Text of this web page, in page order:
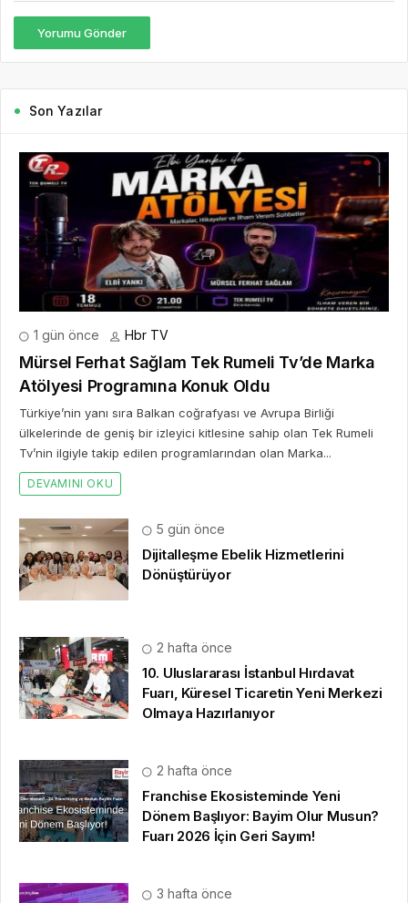
Yorumu Gönder
Son Yazılar
1 gün önce Hbr TV
Mürsel Ferhat Sağlam Tek Rumeli Tv’de Marka
Atölyesi Programına Konuk Oldu
Türkiye’nin yanı sıra Balkan coğrafyası ve Avrupa Birliği
ülkelerinde de geniş bir izleyici kitlesine sahip olan Tek Rumeli
Tv’nin ilgiyle takip edilen programlarından olan Marka...
DEVAMINI OKU
5 gün önce
Dijitalleşme Ebelik Hizmetlerini
Dönüştürüyor
2 hafta önce
10. Uluslararası İstanbul Hırdavat
Fuarı, Küresel Ticaretin Yeni Merkezi
Olmaya Hazırlanıyor
2 hafta önce
Franchise Ekosisteminde Yeni
Dönem Başlıyor: Bayim Olur Musun?
Fuarı 2026 İçin Geri Sayım!
3 hafta önce